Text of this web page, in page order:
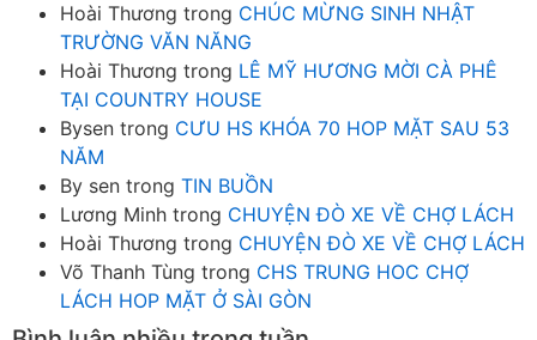
Hoài Thương trong CHÚC MỪNG SINH NHẬT
TRƯỜNG VĂN NĂNG
Hoài Thương trong LÊ MỸ HƯƠNG MỜI CÀ PHÊ
TẠI COUNTRY HOUSE
Bysen trong CƯU HS KHÓA 70 HOP MẶT SAU 53
NĂM
By sen trong TIN BUỒN
Lương Minh trong CHUYỆN ĐÒ XE VỀ CHỢ LÁCH
Hoài Thương trong CHUYỆN ĐÒ XE VỀ CHỢ LÁCH
Võ Thanh Tùng trong CHS TRUNG HOC CHỢ
LÁCH HOP MẶT Ở SÀI GÒN